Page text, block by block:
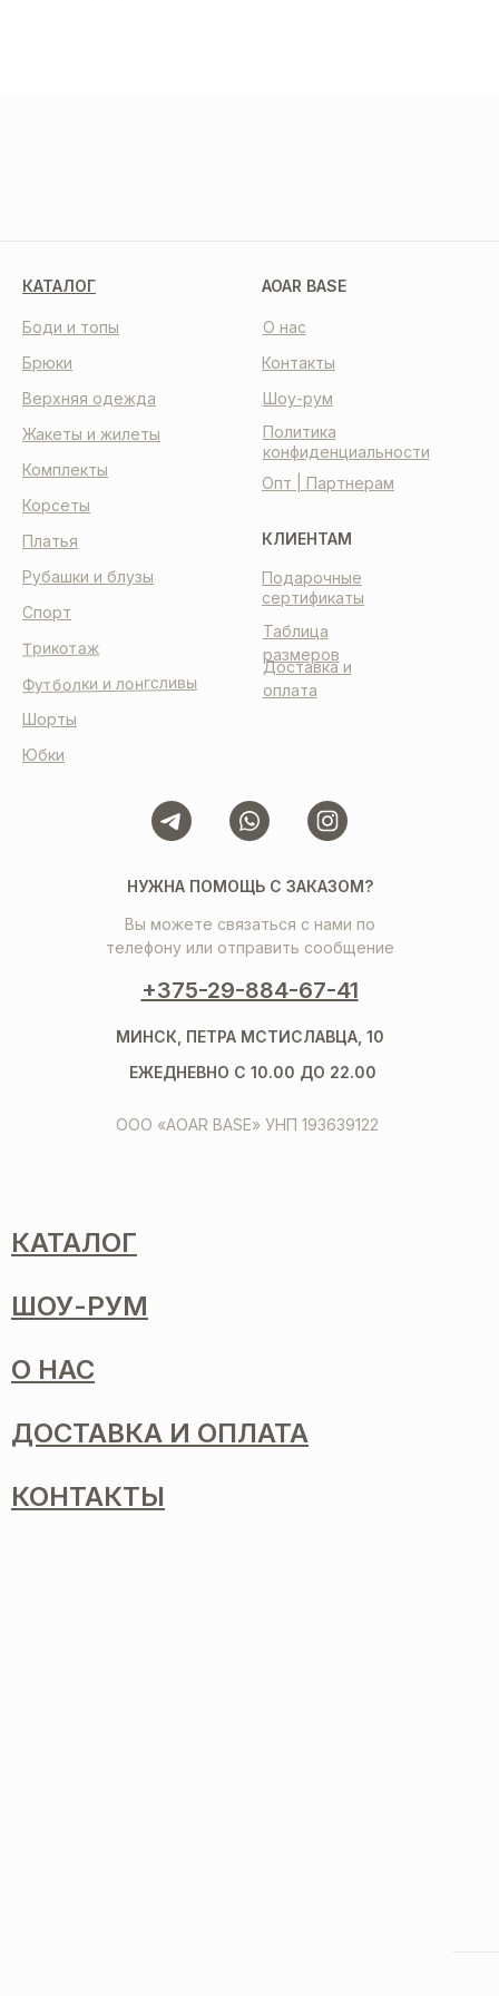
КАТАЛОГ
КЛИЕНТАМ
Таблица
размеров
Доставка и
оплата
Подарочные
сертификаты
НУЖНА ПОМОЩЬ С ЗАКАЗОМ?
Вы можете связаться с нами по
телефону или отправить сообщение
+375-29-884-67-41
ООО «AOAR BASE» УНП 193639122
МИНСК, ПЕТРА МСТИСЛАВЦА, 10
ЕЖЕДНЕВНО С 10.00 ДО 22.00
AOAR BASE
О нас
Контакты
Шоу-рум
Политика
конфиденциальности
Опт | Партнерам
Корсеты
Платья
Боди и топы
Комплекты
Шорты
Спорт
Рубашки и блузы
Брюки
Жакеты и жилеты
Трикотаж
Футболки и лонгсливы
Верхняя одежда
Юбки
КАТАЛОГ
ШОУ-РУМ
О НАС
ДОСТАВКА И ОПЛАТА
КОНТАКТЫ